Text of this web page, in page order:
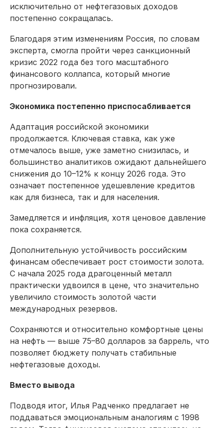
исключительно от нефтегазовых доходов
постепенно сокращалась.
Благодаря этим изменениям Россия, по словам
эксперта, смогла пройти через санкционный
кризис 2022 года без того масштабного
финансового коллапса, который многие
прогнозировали.
Экономика постепенно приспосабливается
Адаптация российской экономики
продолжается. Ключевая ставка, как уже
отмечалось выше, уже заметно снизилась, и
большинство аналитиков ожидают дальнейшего
снижения до 10–12% к концу 2026 года. Это
означает постепенное удешевление кредитов
как для бизнеса, так и для населения.
Замедляется и инфляция, хотя ценовое давление
пока сохраняется.
Дополнительную устойчивость российским
финансам обеспечивает рост стоимости золота.
С начала 2025 года драгоценный металл
практически удвоился в цене, что значительно
увеличило стоимость золотой части
международных резервов.
Сохраняются и относительно комфортные цены
на нефть — выше 75–80 долларов за баррель, что
позволяет бюджету получать стабильные
нефтегазовые доходы.
Вместо вывода
Подводя итог, Илья Радченко предлагает не
поддаваться эмоциональным аналогиям с 1998